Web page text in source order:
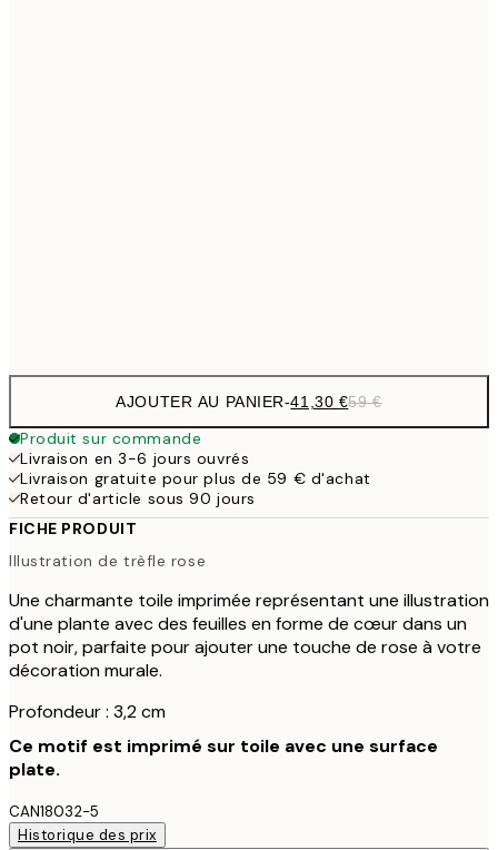
AJOUTER AU PANIER-41,30 €59 €
Produit sur commande
Livraison en 3-6 jours ouvrés
Livraison gratuite pour plus de 59 € d'achat
Retour d'article sous 90 jours
FICHE PRODUIT
Illustration de trèfle rose
Une charmante toile imprimée représentant une illustration
d'une plante avec des feuilles en forme de cœur dans un
pot noir, parfaite pour ajouter une touche de rose à votre
décoration murale.
Profondeur : 3,2 cm
Ce motif est imprimé sur toile avec une surface
plate.
CAN18032-5
Historique des prix